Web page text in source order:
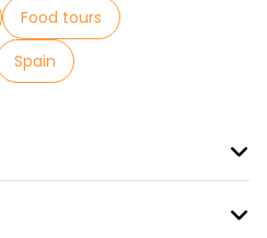
Food tours
Spain